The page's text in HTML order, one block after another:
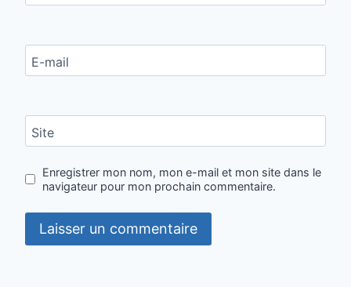
E-mail
Site
Enregistrer mon nom, mon e-mail et mon site dans le
navigateur pour mon prochain commentaire.